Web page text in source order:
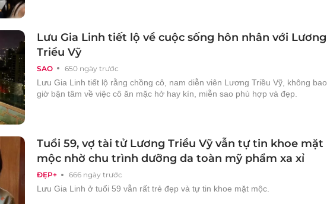
SAO 650 ngày trước
Lưu Gia Linh tiết lộ về cuộc sống hôn nhân với Lương
Triều Vỹ
Lưu Gia Linh tiết lộ rằng chồng cô, nam diễn viên Lương Triều Vỹ, không bao
giờ bận tâm về việc cô ăn mặc hở hay kín, miễn sao phù hợp và đẹp.
ĐẸP+ 666 ngày trước
Tuổi 59, vợ tài tử Lương Triều Vỹ vẫn tự tin khoe mặt
mộc nhờ chu trình dưỡng da toàn mỹ phẩm xa xỉ
Lưu Gia Linh ở tuổi 59 vẫn rất trẻ đẹp và tự tin khoe mặt mộc.